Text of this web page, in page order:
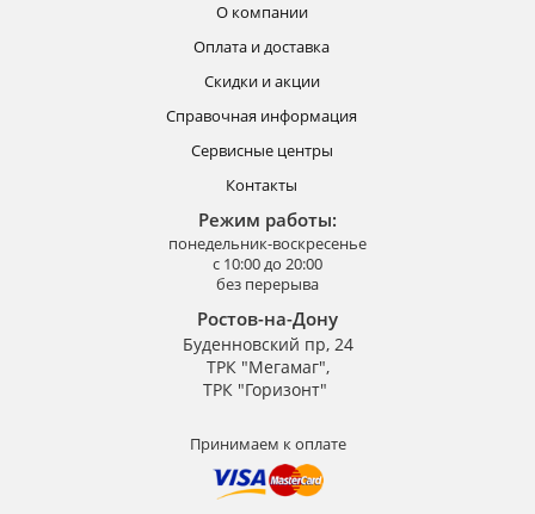
О компании
Оплата и доставка
Скидки и акции
Справочная информация
Сервисные центры
Контакты
Режим работы:
понедельник-воскресенье
с 10:00 до 20:00
без перерыва
Ростов-на-Дону
Буденновский пр, 24
ТРК "Мегамаг",
ТРК "Горизонт"
Принимаем к оплате